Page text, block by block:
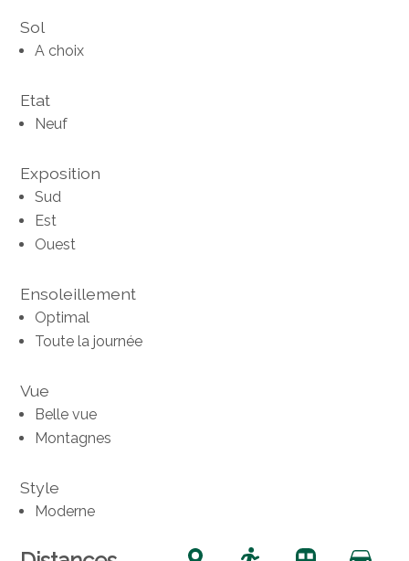
Sol
A choix
Etat
Neuf
Exposition
Sud
Est
Ouest
Ensoleillement
Optimal
Toute la journée
Vue
Belle vue
Montagnes
Style
Moderne